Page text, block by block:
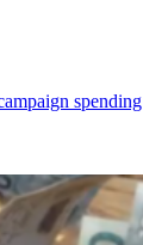
spending